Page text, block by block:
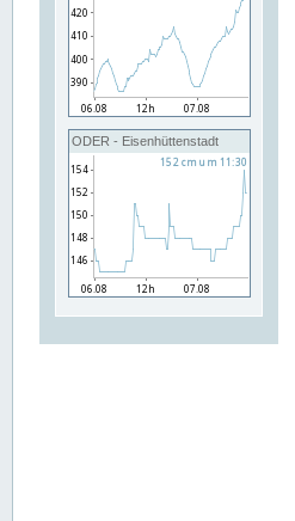
ODER - Eisenhüttenstadt